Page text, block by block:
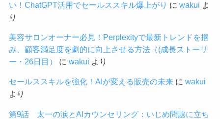
い！ChatGPT活用でセールススキル爆上がり に wakui よ
り
美容サロンオーナー必見！Perplexityで最新トレンドを掴
み、顧客満足度を劇的に向上させる方法（(成長ストーリ
ー・26日目）
に wakui より
セールススキルを強化！AIが変える販売の未来に wakui
より
第9話 太一の涙とAIカウンセリング：いじめ問題に立ち